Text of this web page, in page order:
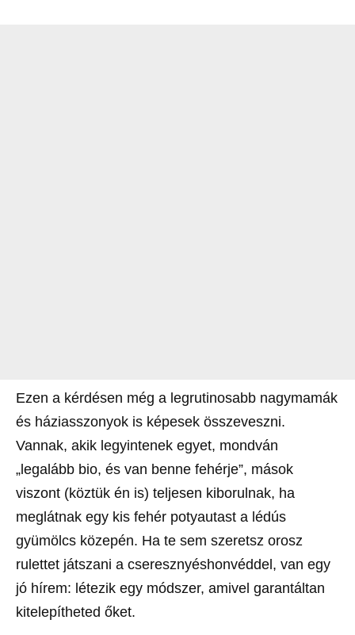
Ezen a kérdésen még a legrutinosabb nagymamák
és háziasszonyok is képesek összeveszni.
Vannak, akik legyintenek egyet, mondván
„legalább bio, és van benne fehérje”, mások
viszont (köztük én is) teljesen kiborulnak, ha
meglátnak egy kis fehér potyautast a lédús
gyümölcs közepén. Ha te sem szeretsz orosz
rulettet játszani a cseresznyéshonvéddel, van egy
jó hírem: létezik egy módszer, amivel garantáltan
kitelepítheted őket.